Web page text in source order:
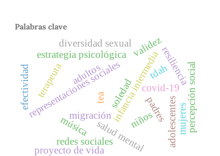
Palabras clave
representaciones sociales niños
infancia intermedia
migración padres
música
covid-19
salud mental
estrategia psicológica
tea
adultos
soledad
adolescentes
redes sociales
resiliencia
proyecto de vida
efectividad
validez
terapeuta
mujeres
tdah percepción social
diversidad sexual